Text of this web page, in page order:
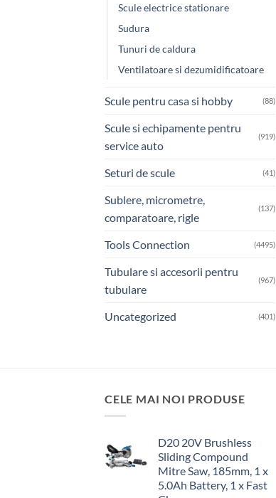
Scule electrice stationare
Sudura
Tunuri de caldura
Ventilatoare si dezumidificatoare
Scule pentru casa si hobby (88)
Scule si echipamente pentru
service auto
(919)
Seturi de scule (41)
Sublere, micrometre,
comparatoare, rigle
(137)
Tools Connection (4495)
Tubulare si accesorii pentru
tubulare
(967)
Uncategorized (401)
CELE MAI NOI PRODUSE
D20 20V Brushless
Sliding Compound
Mitre Saw, 185mm, 1 x
5.0Ah Battery, 1 x Fast